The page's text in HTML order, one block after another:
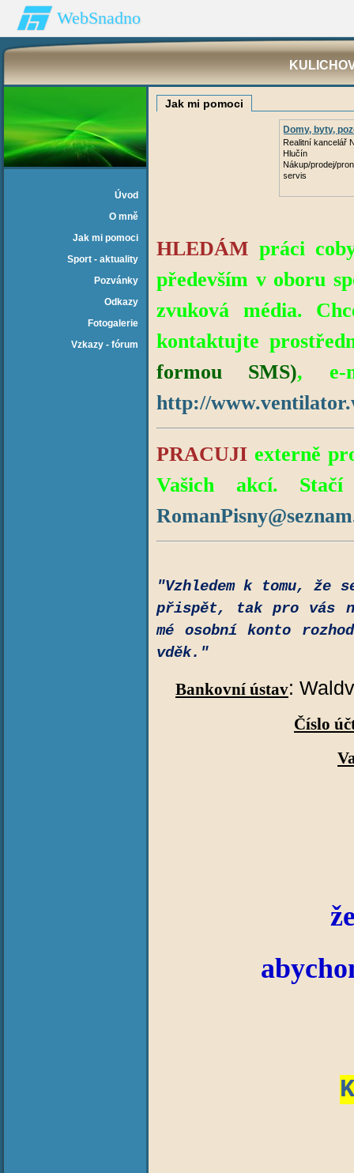
WebSnadno
Úvod
O mně
Jak mi pomoci
Sport - aktuality
Pozvánky
Odkazy
Fotogalerie
Vzkazy - fórum
Jak mi pomoci
Domy, byty,
Realitní kancelář
Hlučín
Nákup/prodej/
servis
HLEDÁM práci
především v oboru
zvuková média.
kontaktujte
formou SMS), e-
http://
PRACUJI externě
Vašich akcí.
"Vzhledem k tomu, že
přispět, tak pro vás
mé osobní konto
vděk."
Bankovní ústav:
Číslo